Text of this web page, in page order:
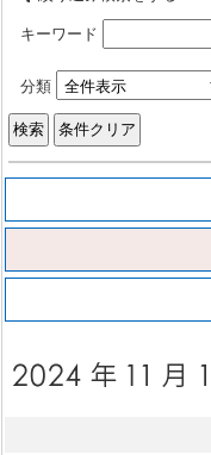
キーワード
分類